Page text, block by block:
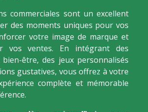
commerciales sont un excellent
des moments uniques pour vos
votre image de marque et
vos ventes. En intégrant des
être, des jeux personnalisés
gustatives, vous offrez à votre
complète et mémorable